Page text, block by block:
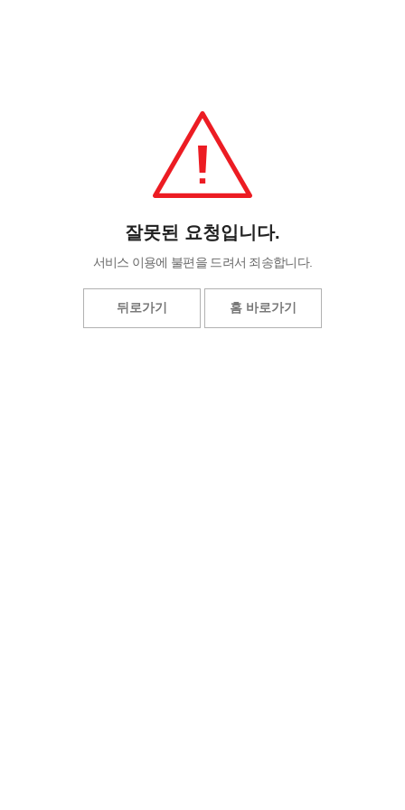
잘못된 요청입니다.
서비스 이용에 불편을 드려서 죄송합니다.
뒤로가기 홈 바로가기